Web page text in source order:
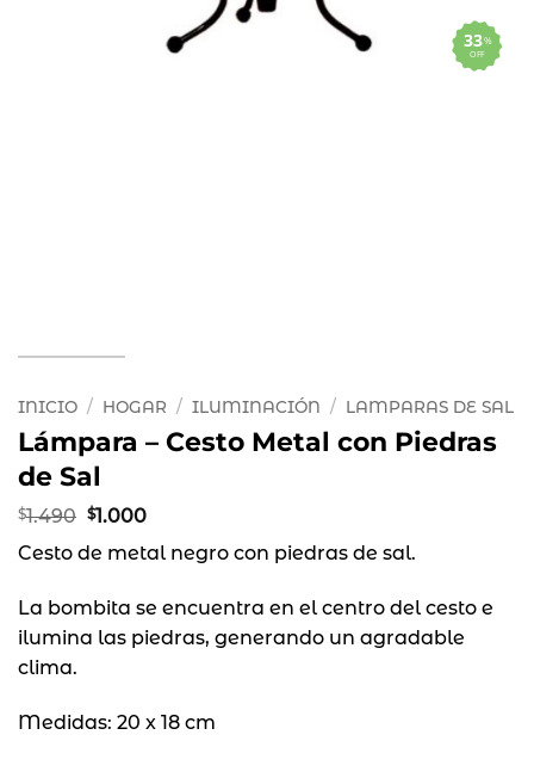
%
OFF
33
INICIO / HOGAR / ILUMINACIÓN / LAMPARAS DE SAL
Lámpara – Cesto Metal con Piedras
de Sal
$1.490 El
original
$1.000El
actual
Cesto de metal negro con piedras de sal.
La bombita se encuentra en el centro del cesto e
ilumina las piedras, generando un agradable
clima.
Medidas: 20 x 18 cm